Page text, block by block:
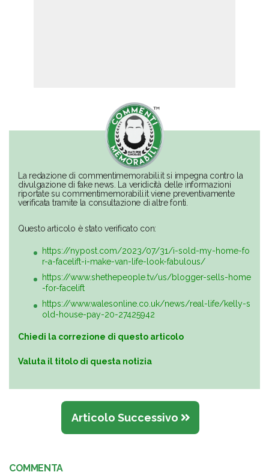
La redazione di commentimemorabili.it si impegna contro la
divulgazione di fake news. La veridicità delle informazioni
riportate su commentimemorabili.it viene preventivamente
verificata tramite la consultazione di altre fonti.
Questo articolo è stato verificato con:
https://nypost.com/2023/07/31/i-sold-my-home-fo
r-a-facelift-i-make-van-life-look-fabulous/
https://www.shethepeople.tv/us/blogger-sells-home
-for-facelift
https://www.walesonline.co.uk/news/real-life/kelly-s
old-house-pay-20-27425942
Chiedi la correzione di questo articolo
Valuta il titolo di questa notizia
Articolo Successivo
COMMENTA